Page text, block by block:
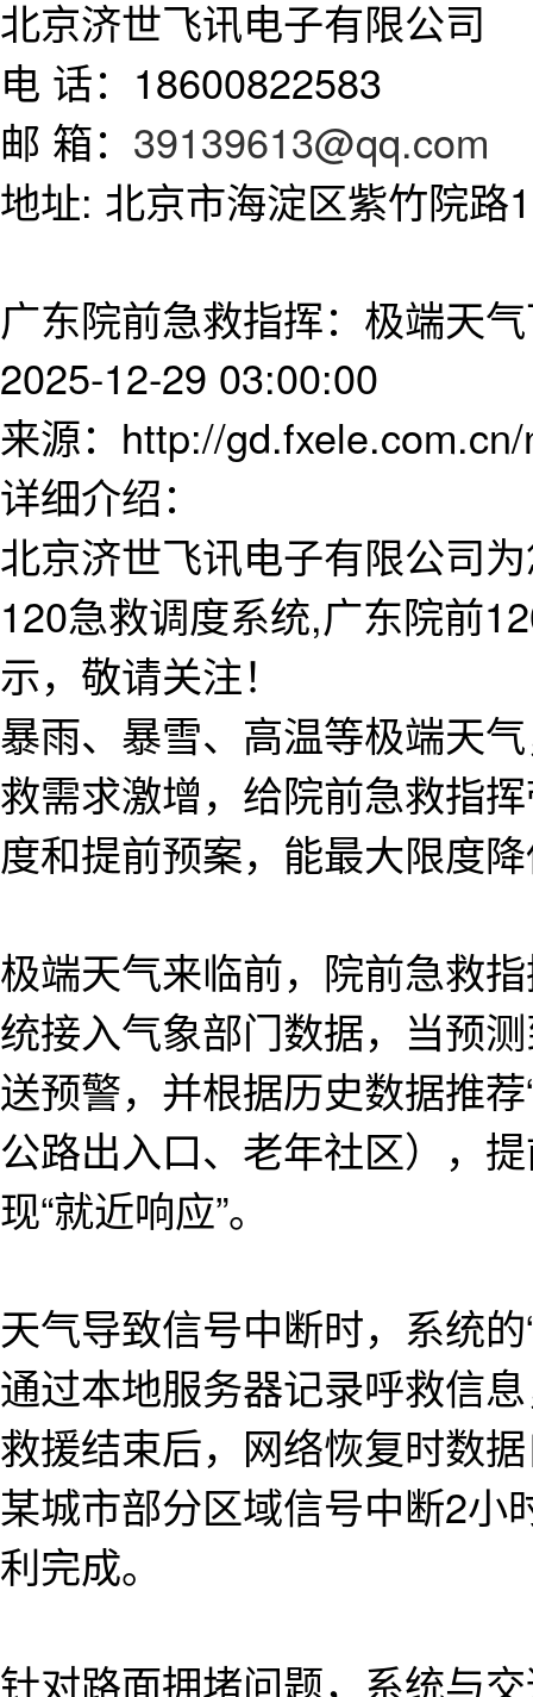
北京济世飞讯电子有限公司
电 话：18600822583
邮 箱： 39139613@qq.com
地址: 北京市海淀区紫竹院路
广东院前急救指挥：极端天
2025-12-29 03:00:00
来源：http://
详细介绍：
北京济世飞讯电子有限公司
120急救调度系统,广东院前
示，敬请关注！
暴雨、暴雪、高温等极端天
救需求激增，给院前急救指
度和提前预案，能最大限度
极端天气来临前，院前急救
统接入气象部门数据，当预
送预警，并根据历史数据推
公路出入口、老年社区），
现“就近响应”。
天气导致信号中断时，系统
通过本地服务器记录呼救信
救援结束后，网络恢复时数
某城市部分区域信号中断2小
利完成。
针对路面拥堵问题，系统与